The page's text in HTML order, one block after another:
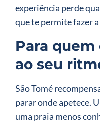
experiência perde
que te permite fazer
Para
ao seu
São Tomé
parar onde apetece.
uma praia menos